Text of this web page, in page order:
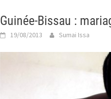
Guinée-Bissau :
19/08/2013 Sumai Issa